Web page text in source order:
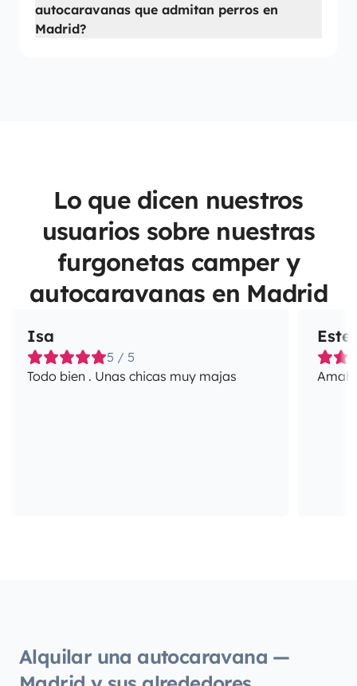
autocaravanas que admitan perros en
Madrid?
Lo que dicen nuestros
usuarios sobre nuestras
furgonetas camper y
autocaravanas en Madrid
Isa
5 / 5
Todo bien . Unas chicas muy majas
Alquilar una autocaravana —